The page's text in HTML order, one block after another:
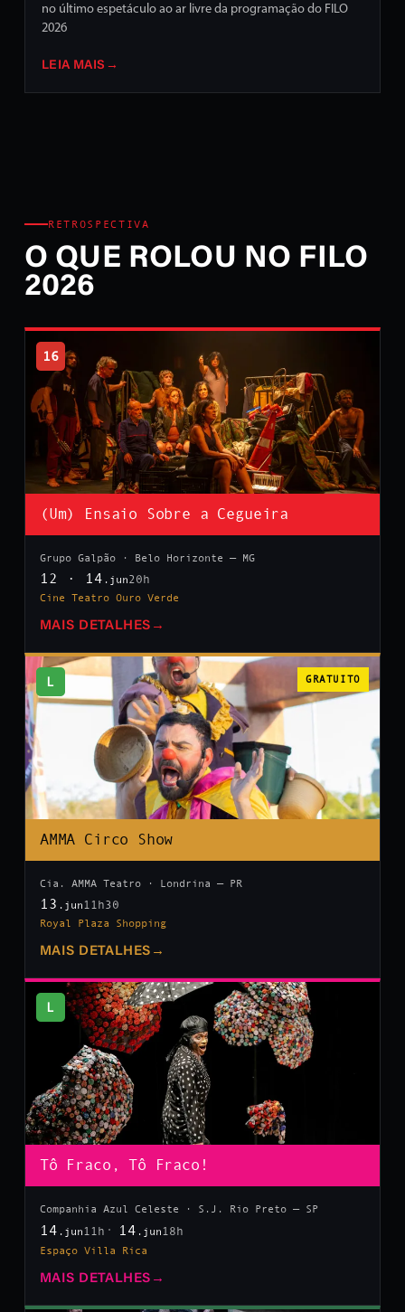
no último espetáculo ao ar livre da programação do FILO
2026
LEIA MAIS →
RETROSPECTIVA
O QUE ROLOU NO FILO
2026
16
(Um) Ensaio Sobre a Cegueira
Grupo Galpão · Belo Horizonte — MG
12 · 14 .jun20h
Cine Teatro Ouro Verde
MAIS DETALHES →
L GRATUITO
AMMA Circo Show
Cia. AMMA Teatro · Londrina — PR
13 .jun 11h30
Royal Plaza Shopping
MAIS DETALHES →
L
Tô Fraco, Tô Fraco!
Companhia Azul Celeste · S.J. Rio Preto — SP
14 .jun 11h 14 .jun 18h
Espaço Villa Rica
MAIS DETALHES →